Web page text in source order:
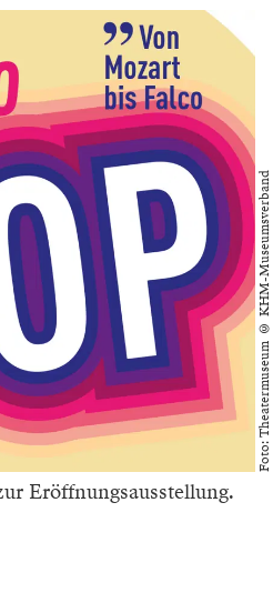
Foto: Theatermuseum © KHM-Museumsverband
Eröffnungsausstellung.